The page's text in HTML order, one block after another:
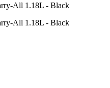
All 1.18L - Black
All 1.18L - Black